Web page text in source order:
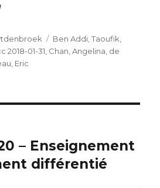
Catégories
Ben Addi, Taoufik
2018-01-31 Chan, Angelina de
Eric
– Enseignement
différentié